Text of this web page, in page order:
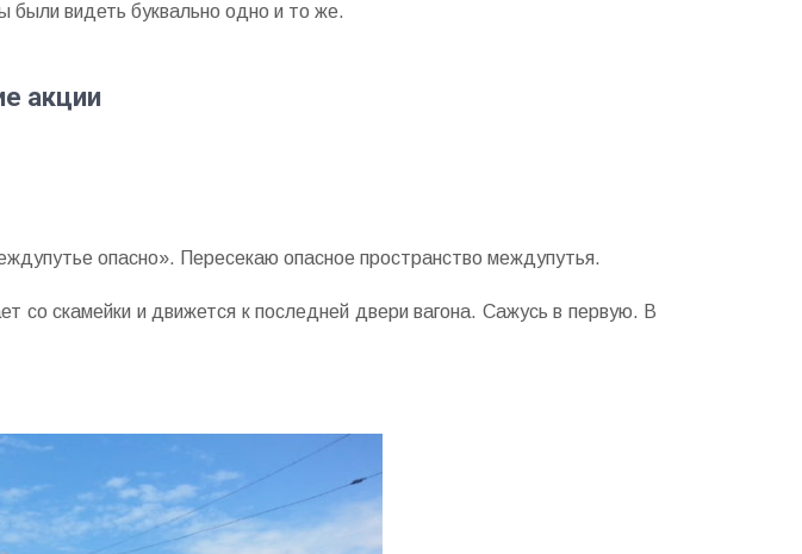
были видеть буквально одно и то же.
акции
опасно». Пересекаю опасное пространство междупутья.
со скамейки и движется к последней двери вагона. Сажусь в первую. В